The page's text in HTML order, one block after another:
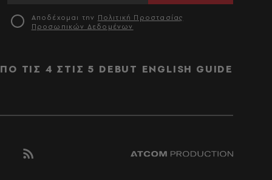
Αποδέχομαι την Πολιτική Προστασίας
Προσωπικών Δεδομένων
ΤΙΣ 4 ΣΤΙΣ 5 DEBUT ENGLISH GUIDE